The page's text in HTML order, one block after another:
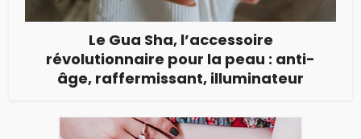
Le Gua Sha, l’accessoire
révolutionnaire pour la peau : anti-
âge, raffermissant, illuminateur